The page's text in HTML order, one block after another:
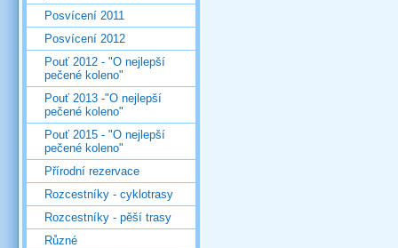
Posvícení 2011
Posvícení 2012
Pouť 2012 - "O nejlepší
pečené koleno"
Pouť 2013 -"O nejlepší
pečené koleno"
Pouť 2015 - "O nejlepší
pečené koleno"
Přírodní rezervace
Rozcestníky - cyklotrasy
Rozcestníky - pěší trasy
Různé